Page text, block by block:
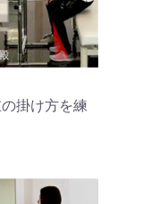
掛け方を練